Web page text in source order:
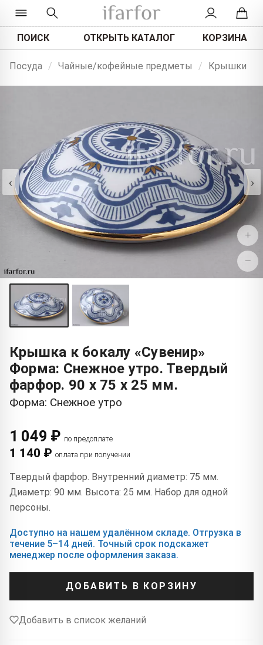
ПОИСК ОТКРЫТЬ КАТАЛОГ КОРЗИНА
Посуда / Чайные/кофейные предметы / Крышки
‹ ›
+
−
Крышка к бокалу «Сувенир»
Форма: Снежное утро. Твердый
фарфор. 90 x 75 x 25 мм.
Форма: Снежное утро
1 049 ₽ по предоплате
1 140 ₽ оплата при получении
Твердый фарфор. Внутренний диаметр: 75 мм.
Диаметр: 90 мм. Высота: 25 мм. Набор для одной
персоны.
Доступно на нашем удалённом складе. Отгрузка в
течение 5–14 дней. Точный срок подскажет
менеджер после оформления заказа.
ДОБАВИТЬ В КОРЗИНУ
Добавить в список желаний